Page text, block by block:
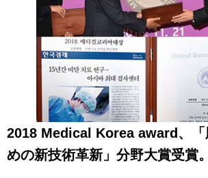
2018 Medical Korea award、「
めの新技術革新」分野大賞受賞。